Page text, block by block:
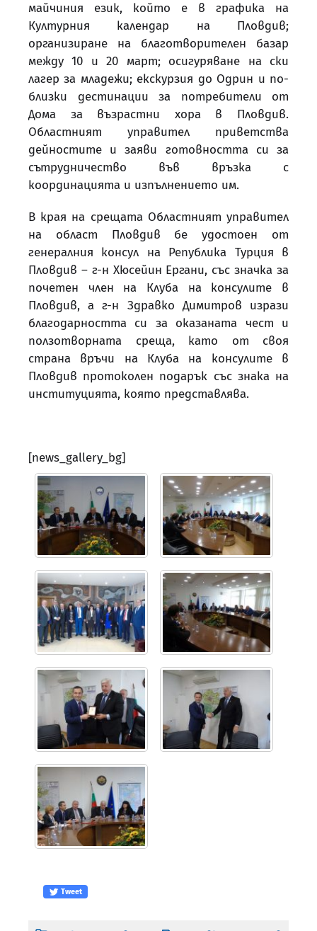
майчиния език, който е в графика на
Културния календар на Пловдив;
организиране на благотворителен базар
между 10 и 20 март; осигуряване на ски
лагер за младежи; екскурзия до Одрин и по-
близки дестинации за потребители от
Дома за възрастни хора в Пловдив.
Областният управител приветства
дейностите и заяви готовността си за
сътрудничество във връзка с
координацията и изпълнението им.
В края на срещата Областният управител
на област Пловдив бе удостоен от
генералния консул на Република Турция в
Пловдив – г-н Хюсейин Ергани, със значка за
почетен член на Клуба на консулите в
Пловдив, а г-н Здравко Димитров изрази
благодарността си за оказаната чест и
ползотворната среща, като от своя
страна връчи на Клуба на консулите в
Пловдив протоколен подарък със знака на
институцията, която представлява.
[news_gallery_bg]
Tweet